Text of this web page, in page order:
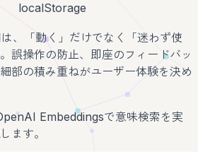
localStorage
、「動く」だけでなく「迷わず使
誤操作の防止、即座のフィードバッ
部の積み重ねがユーザー体験を決め
Embeddingsで意味検索を実
ます。